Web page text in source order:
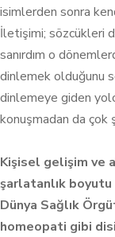
isimlerden sonra
İletişimi; sözcükleri
sanırdım o
dinlemek olduğunu
dinlemeye giden
konuşmadan da
Kişisel gelişim ve
şarlatanlık
Dünya Sağlık
homeopati gibi